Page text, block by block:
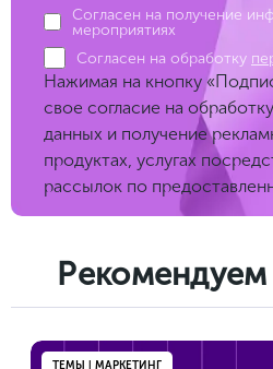
Согласен на получение
мероприятиях
Согласен на обработку
Нажимая на кнопку
свое согласие на
данных и получение
продуктах, услугах
рассылок по
Рекомендуем
ТЕМЫ | МАРКЕТИНГ